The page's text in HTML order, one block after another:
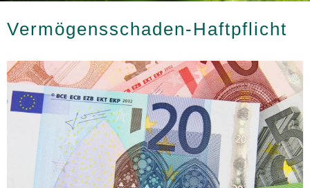
Vermögensschaden-Haft­pflicht